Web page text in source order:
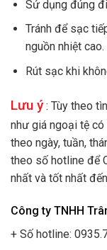
Sử dụng đúng
Tránh để sạc
nguồn nhiệt cao.
Rút sạc khi
Lưu ý: Tùy theo
như giá ngoại tệ
theo ngày, tuần,
theo số hotline để
nhất và tốt nhất
Công ty TNHH
+ Số hotline: